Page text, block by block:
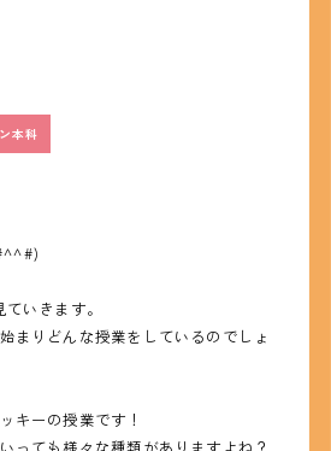
本科
いきます。
まりどんな授業をしているのでしょ
キーの授業です！